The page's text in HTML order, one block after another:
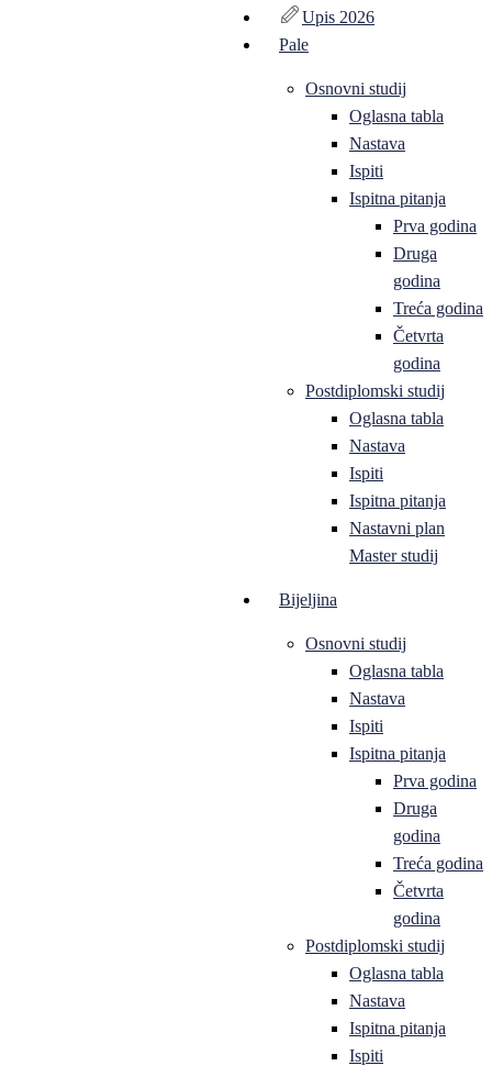
Upis 2026
Pale
Osnovni studij
Oglasna tabla
Nastava
Ispiti
Ispitna pitanja
Prva godina
Druga
godina
Treća godina
Četvrta
godina
Postdiplomski studij
Oglasna tabla
Nastava
Ispiti
Ispitna pitanja
Nastavni plan
Master studij
Bijeljina
Osnovni studij
Oglasna tabla
Nastava
Ispiti
Ispitna pitanja
Prva godina
Druga
godina
Treća godina
Četvrta
godina
Postdiplomski studij
Oglasna tabla
Nastava
Ispitna pitanja
Ispiti